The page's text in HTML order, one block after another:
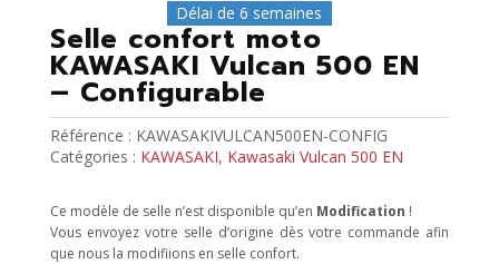
Délai de 6 semaines
Selle confort moto
KAWASAKI Vulcan 500 EN
– Configurable
Référence : KAWASAKIVULCAN500EN-CONFIG
Catégories : KAWASAKI, Kawasaki Vulcan 500 EN
Ce modèle de selle n’est disponible qu’en Modification !
Vous envoyez votre selle d’origine dès votre commande afin
que nous la modifiions en selle confort.